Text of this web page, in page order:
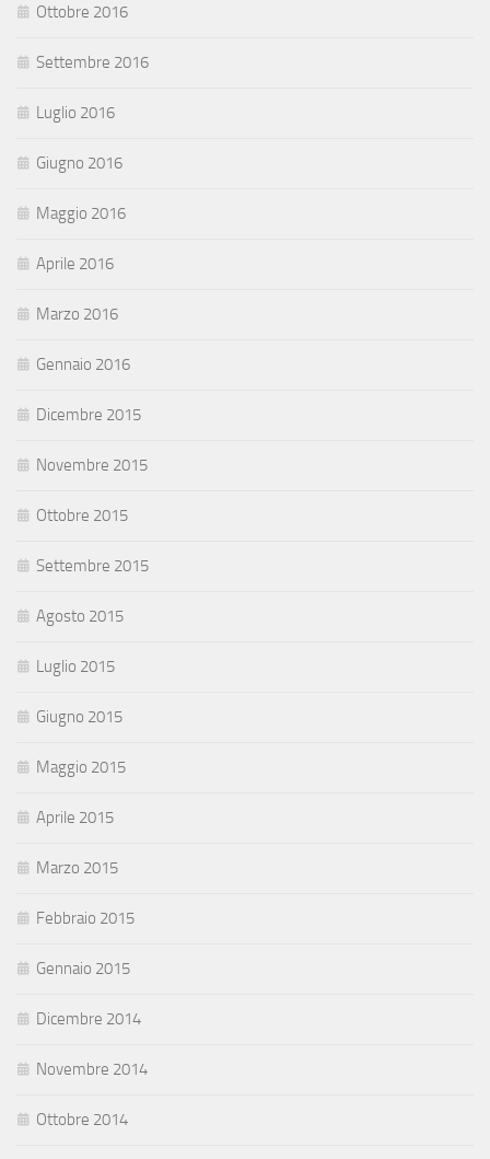
Ottobre 2016
Settembre 2016
Luglio 2016
Giugno 2016
Maggio 2016
Aprile 2016
Marzo 2016
Gennaio 2016
Dicembre 2015
Novembre 2015
Ottobre 2015
Settembre 2015
Agosto 2015
Luglio 2015
Giugno 2015
Maggio 2015
Aprile 2015
Marzo 2015
Febbraio 2015
Gennaio 2015
Dicembre 2014
Novembre 2014
Ottobre 2014